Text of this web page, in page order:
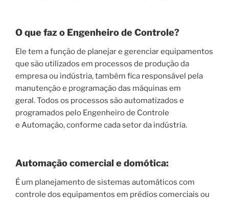
O que faz o Engenheiro de Controle?
Ele tem a função de planejar e gerenciar equipamentos
que são utilizados em processos de produção da
empresa ou indústria, também fica responsável pela
manutenção e programação das máquinas em
geral. Todos os processos são automatizados e
programados pelo Engenheiro de Controle
e Automação, conforme cada setor da indústria.
Automação comercial e domótica:
É um planejamento de sistemas automáticos com
controle dos equipamentos em prédios comerciais ou